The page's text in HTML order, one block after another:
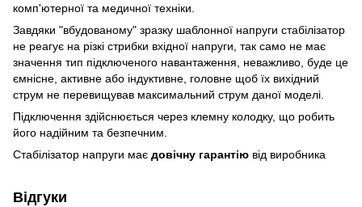
комп'ютерної та медичної техніки.
Завдяки "вбудованому" зразку шаблонної напруги стабілізатор
не реагує на різкі стрибки вхідної напруги, так само не має
значення тип підключеного навантаження, неважливо, буде це
ємнісне, активне або індуктивне, головне щоб їх вихідний
струм не перевищував максимальний струм даної моделі.
Підключення здійснюється через клемну колодку, що робить
його надійним та безпечним.
Стабілізатор напруги має довічну гарантію від виробника
Відгуки